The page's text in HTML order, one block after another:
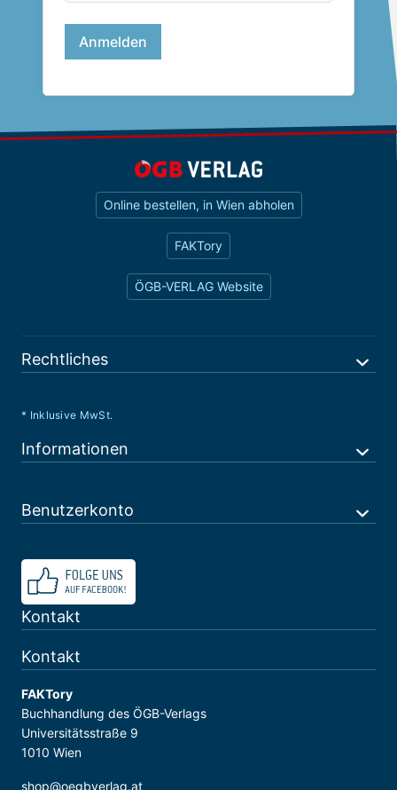
Online bestellen, in Wien abholen
FAKTory
ÖGB-VERLAG Website
Rechtliches
* Inklusive MwSt.
Informationen
Benutzerkonto
Kontakt
Kontakt
FAKTory
Buchhandlung des ÖGB-Verlags
Universitätsstraße 9
1010 Wien
shop@oegbverlag.at